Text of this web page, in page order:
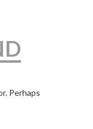
Perhaps